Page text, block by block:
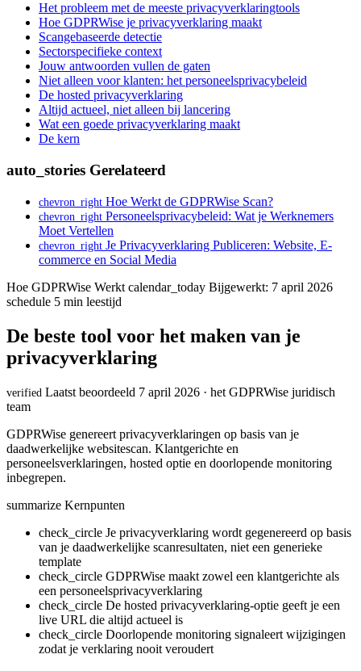
Het probleem met de meeste privacyverklaringtools
Hoe GDPRWise je privacyverklaring maakt
Scangebaseerde detectie
Sectorspecifieke context
Jouw antwoorden vullen de gaten
Niet alleen voor klanten: het personeelsprivacybeleid
De hosted privacyverklaring
Altijd actueel, niet alleen bij lancering
Wat een goede privacyverklaring maakt
De kern
auto_stories Gerelateerd
chevron_right Hoe Werkt de GDPRWise Scan?
chevron_right Personeelsprivacybeleid: Wat je Werknemers
Moet Vertellen
chevron_right Je Privacyverklaring Publiceren: Website, E-
commerce en Social Media
Hoe GDPRWise Werkt calendar_today Bijgewerkt: 7 april 2026
schedule 5 min leestijd
De beste tool voor het maken van je
privacyverklaring
verified Laatst beoordeeld 7 april 2026 · het GDPRWise juridisch
team
GDPRWise genereert privacyverklaringen op basis van je
daadwerkelijke websitescan. Klantgerichte en
personeelsverklaringen, hosted optie en doorlopende monitoring
inbegrepen.
summarize Kernpunten
check_circle Je privacyverklaring wordt gegenereerd op basis
van je daadwerkelijke scanresultaten, niet een generieke
template
check_circle GDPRWise maakt zowel een klantgerichte als
een personeelsprivacyverklaring
check_circle De hosted privacyverklaring-optie geeft je een
live URL die altijd actueel is
check_circle Doorlopende monitoring signaleert wijzigingen
zodat je verklaring nooit veroudert